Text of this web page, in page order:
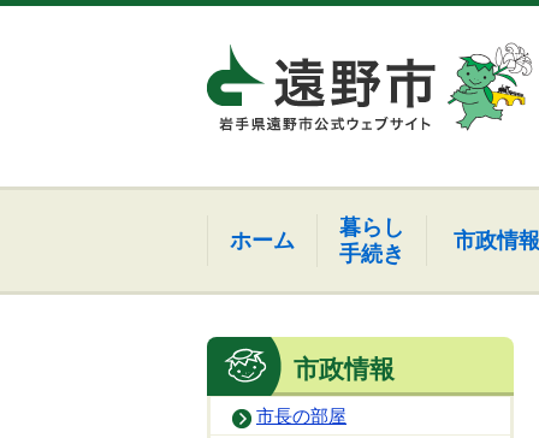
ホーム
暮らし
手続き
市政情報
市政情報
市長の部屋